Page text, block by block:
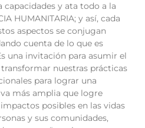
capacidades y ata todo a la
HUMANITARIA; y así, cada
aspectos se conjugan
cuenta de lo que es
una invitación para asumir el
nuestras prácticas
para lograr una
más amplia que logre
posibles en las vidas
y sus comunidades,